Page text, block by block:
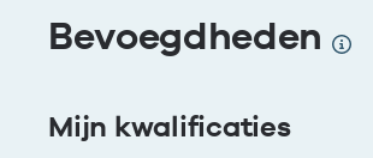
Bevoegdheden
Mijn kwalificaties